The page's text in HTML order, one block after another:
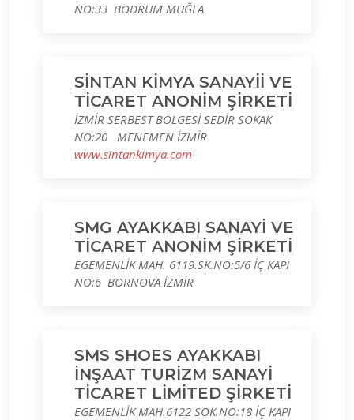
NO:33 BODRUM MUĞLA
SİNTAN KİMYA SANAYİİ VE
TİCARET ANONİM ŞİRKETİ
İZMİR SERBEST BÖLGESİ SEDİR SOKAK
NO:20 MENEMEN İZMİR
www.sintankimya.com
SMG AYAKKABI SANAYİ VE
TİCARET ANONİM ŞİRKETİ
EGEMENLİK MAH. 6119.SK.NO:5/6 İÇ KAPI
NO:6 BORNOVA İZMİR
SMS SHOES AYAKKABI
İNŞAAT TURİZM SANAYİ
TİCARET LİMİTED ŞİRKETİ
EGEMENLİK MAH.6122 SOK.NO:18 İÇ KAPI